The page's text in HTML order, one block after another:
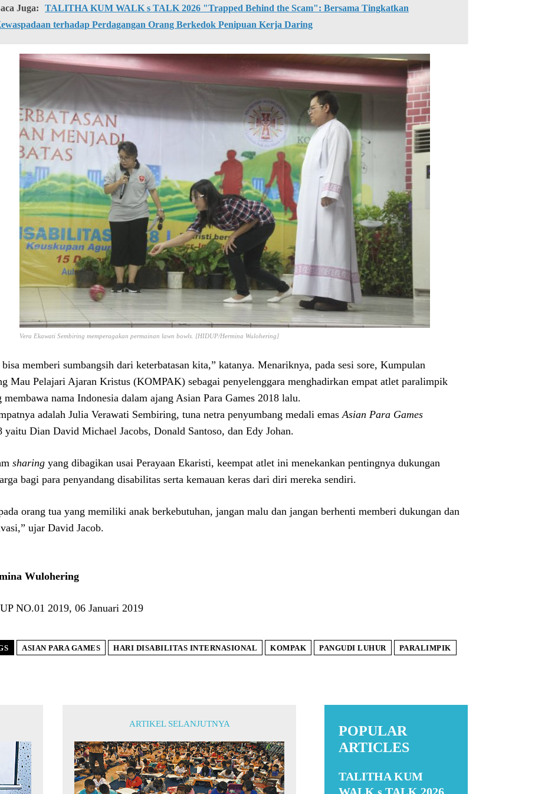
Juga:
TALITHA KUM WALK s TALK 2026 "Trapped Behind the Scam": Bersama Tingkatkan
terhadap Perdagangan Orang Berkedok Penipuan Kerja Daring
Vera Ekawati Sembiring memperagakan permainan lawn bowls. [HIDUP/Hermina Wulohering]
memberi sumbangsih dari keterbatasan kita,” katanya. Menariknya, pada sesi sore, Kumpulan
Mau Pelajari Ajaran Kristus (KOMPAK) sebagai penyelenggara menghadirkan empat atlet paralimpik
membawa nama Indonesia dalam ajang Asian Para Games 2018 lalu.
adalah Julia Verawati Sembiring, tuna netra penyumbang medali emasAsian Para Games
yaitu Dian David Michael Jacobs, Donald Santoso, dan Edy Johan.
sharing yang dibagikan usai Perayaan Ekaristi, keempat atlet ini menekankan pentingnya dukungan
bagi para penyandang disabilitas serta kemauan keras dari diri mereka sendiri.
orang tua yang memiliki anak berkebutuhan, jangan malu dan jangan berhenti memberi dukungan dan
ujar David Jacob.
Wulohering
NO.01 2019, 06 Januari 2019
ASIAN PARA GAMES HARI DISABILITAS INTERNASIONAL KOMPAK PANGUDI LUHUR PARALIMPIK
ARTIKEL SELANJUTNYA
POPULAR
ARTICLES
TALITHA KUM